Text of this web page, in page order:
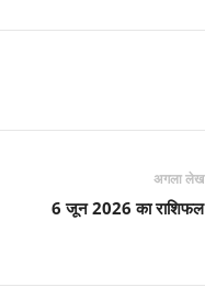
अगला लेख
6 जून 2026 का राशिफल